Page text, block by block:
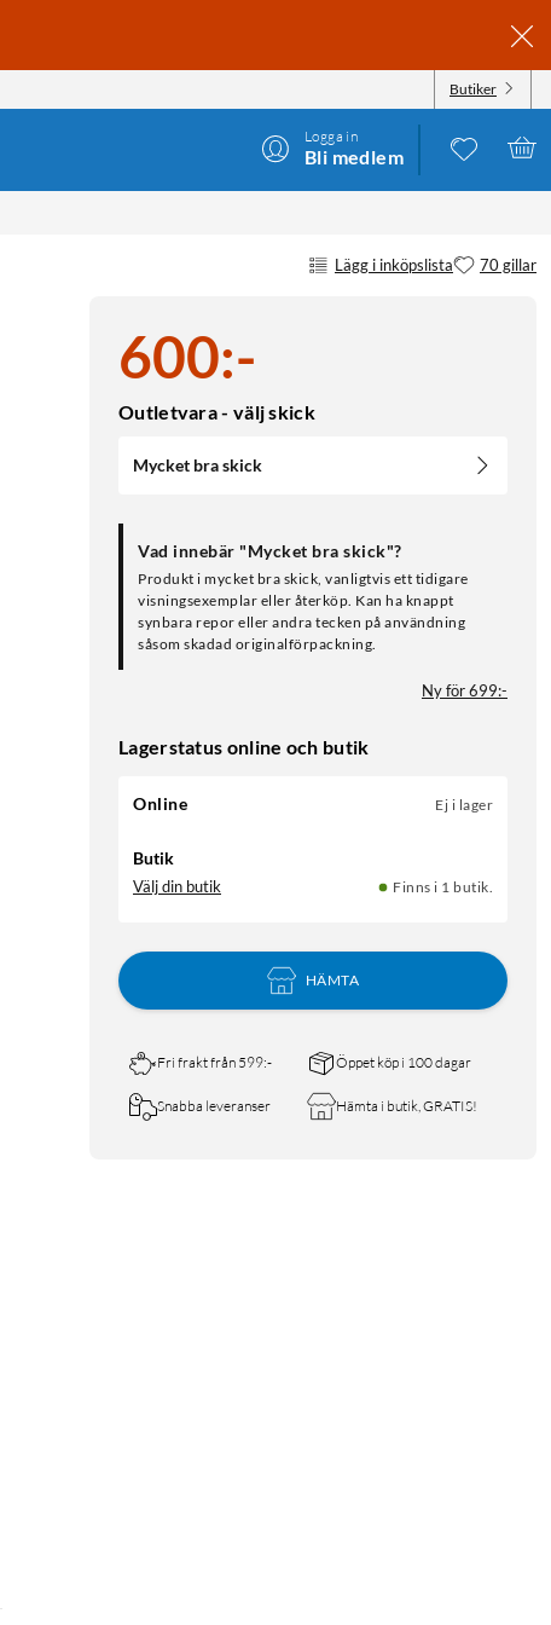
Butiker
Logga in
Bli medlem
Lägg i inköpslista 70 gillar
600:-
Outletvara - välj skick
Mycket bra skick
Vad innebär "Mycket bra skick"?
Produkt i mycket bra skick, vanligtvis ett tidigare
visningsexemplar eller återköp. Kan ha knappt
synbara repor eller andra tecken på användning
såsom skadad originalförpackning.
Ny för 699:-
Lagerstatus online och butik
Online Ej i lager
Butik
Välj din butik Finns i 1 butik.
HÄMTA
Fri frakt från 599:- Öppet köp i 100 dagar
Snabba leveranser Hämta i butik, GRATIS!